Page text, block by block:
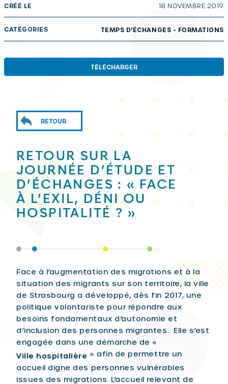
CRÉÉ LE 18 NOVEMBRE 2019
CATÉGORIES TEMPS D'ÉCHANGES - FORMATIONS
TÉLÉCHARGER
RETOUR
RETOUR SUR LA
JOURNÉE D’ÉTUDE ET
D’ÉCHANGES : « FACE
À L’EXIL, DÉNI OU
HOSPITALITÉ ? »
Face à l’augmentation des migrations et à la
situation des migrants sur son territoire, la ville
de Strasbourg a développé, dès fin 2017, une
politique volontariste pour répondre aux
besoins fondamentaux d’autonomie et
d’inclusion des personnes migrantes. Elle s’est
engagée dans une démarche de «
Ville hospitalière » afin de permettre un
accueil digne des personnes vulnérables
issues des migrations. L’accueil relevant de